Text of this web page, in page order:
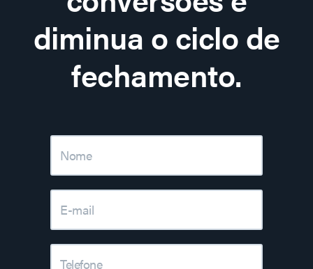
diminua o ciclo de
fechamento.